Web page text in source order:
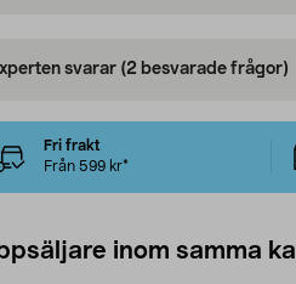
svarar (2 besvarade frågor)
Fri frakt
Från 599 kr*
inom samma